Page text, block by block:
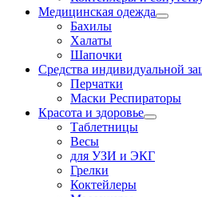
Медицинская одежда
Бахилы
Халаты
Шапочки
Средства индивидуальной
Перчатки
Маски Респираторы
Красота и здоровье
Таблетницы
Весы
для УЗИ и ЭКГ
Грелки
Коктейлеры